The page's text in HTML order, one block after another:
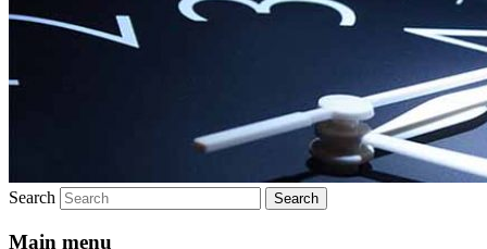
Search
Main menu